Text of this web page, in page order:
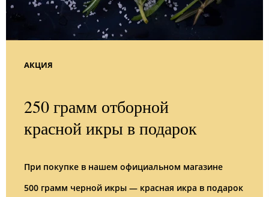
АКЦИЯ
250 грамм отборной
красной икры в подарок
При покупке в нашем официальном магазине
500 грамм черной икры — красная икра в подарок